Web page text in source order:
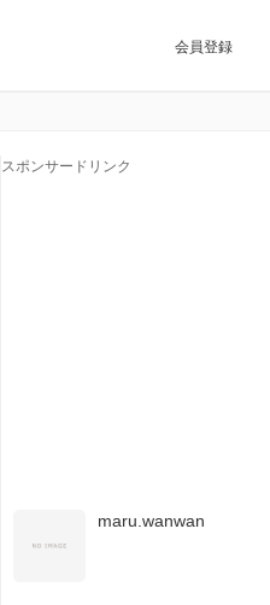
会員登録
スポンサードリンク
maru.wanwan